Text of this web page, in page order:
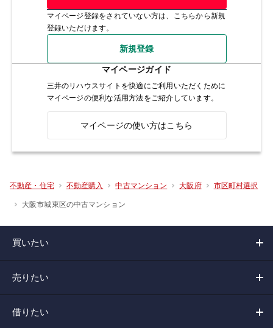
マイページ登録をされていない方は、こちらから新規
登録いただけます。
新規登録
マイページガイド
三井のリハウスサイトを快適にご利用いただくために
マイページの便利な活用方法をご紹介しています。
マイページの使い方はこちら
不動産・住宅 不動産購入 中古マンション 大阪府 市区町村選択
大阪市城東区の中古マンション
買いたい
売りたい
借りたい